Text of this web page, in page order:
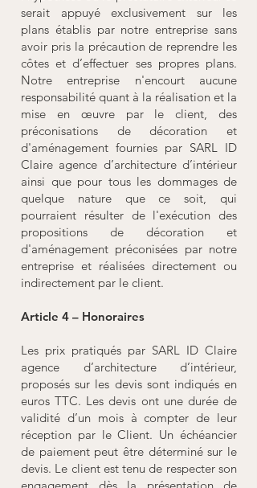
serait appuyé exclusivement sur les
plans établis par notre entreprise sans
avoir pris la précaution de reprendre les
côtes et d’effectuer ses propres plans.
Notre entreprise n'encourt aucune
responsabilité quant à la réalisation et la
mise en œuvre par le client, des
préconisations de décoration et
d'aménagement fournies par SARL ID
Claire agence d’architecture d’intérieur
ainsi que pour tous les dommages de
quelque nature que ce soit, qui
pourraient résulter de l'exécution des
propositions de décoration et
d'aménagement préconisées par notre
entreprise et réalisées directement ou
indirectement par le client.
Article 4 – Honoraires
Les prix pratiqués par SARL ID Claire
agence d’architecture d’intérieur,
proposés sur les devis sont indiqués en
euros TTC. Les devis ont une durée de
validité d’un mois à compter de leur
réception par le Client. Un échéancier
de paiement peut être déterminé sur le
devis. Le client est tenu de respecter son